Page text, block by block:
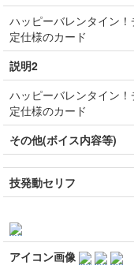
ハッピーバレンタイン
定仕様のカード
説明2
ハッピーバレンタイン
定仕様のカード
その他(ボイス内容等)
技発動セリフ
アイコン画像